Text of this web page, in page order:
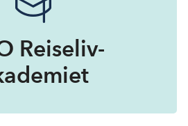
Reiseliv-